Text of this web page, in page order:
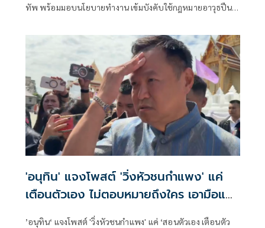
ทัพ พร้อมมอบนโยบายทำงาน เข้มบังคับใช้กฎหมายอาวุธปืน
ตัวบงการแน่
'อนุทิน' แจงโพสต์ 'วิ่งหัวชนกำแพง' แค่
เตือนตัวเอง ไม่ตอบหมายถึงใคร เอามือแตะ
หน้าผากบอก 'หัวโน'
’อนุทิน‘ แจงโพสต์ 'วิ่งหัวชนกำแพง' แค่ ‘สอนตัวเอง เตือนตัว